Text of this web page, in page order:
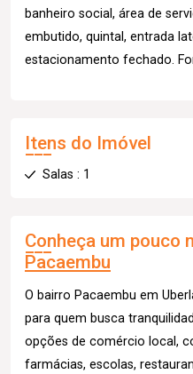
banheiro social, área de
embutido, quintal, entrada
estacionamento fechado.
Itens do Imóvel
Salas : 1
Conheça um pouco
Pacaembu
O bairro Pacaembu em
para quem busca
opções de comércio local,
farmácias, escolas,